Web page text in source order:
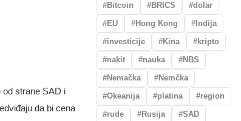
od strane SAD i
da bi cena
Bitcoin
BRICS
dolar
EU
Hong Kong
Indija
investicije
Kina
kripto
nakit
nauka
NBS
Nemačka
Nemčka
Okeanija
platina
region
rude
Rusija
SAD